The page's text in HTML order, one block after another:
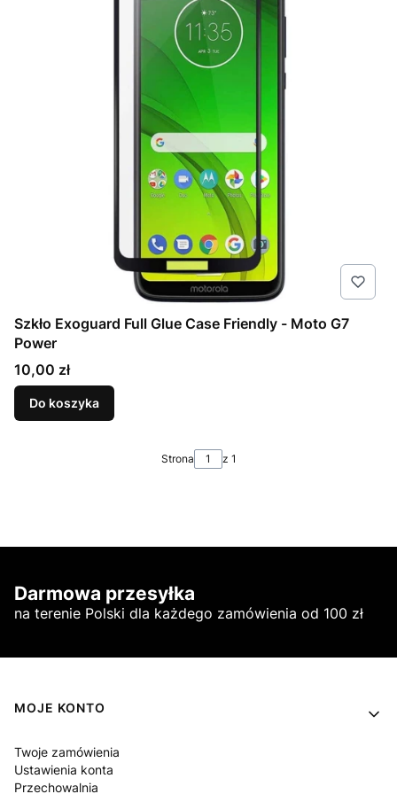
Szkło Exoguard Full Glue Case Friendly - Moto G7
Power
Cena
10,00 zł
Do koszyka
Strona z 1
Darmowa przesyłka
na terenie Polski dla każdego zamówienia od 100 zł
Linki w stopce
MOJE KONTO
Twoje zamówienia
Ustawienia konta
Przechowalnia